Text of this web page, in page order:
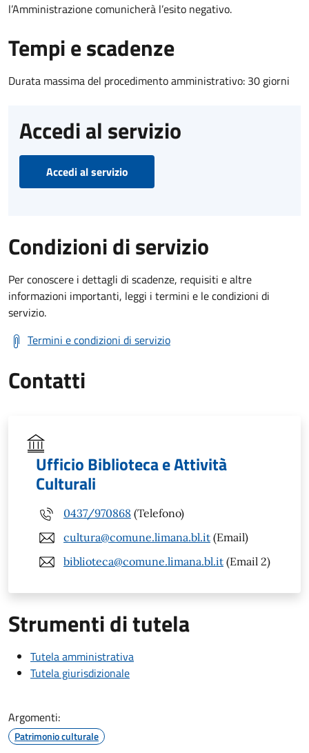
l’Amministrazione comunicherà l’esito negativo.
Tempi e scadenze
Durata massima del procedimento amministrativo: 30 giorni
Accedi al servizio
Accedi al servizio
Condizioni di servizio
Per conoscere i dettagli di scadenze, requisiti e altre
informazioni importanti, leggi i termini e le condizioni di
servizio.
Termini e condizioni di servizio
Contatti
Ufficio Biblioteca e Attività
Culturali
0437/970868 (Telefono)
cultura@comune.limana.bl.it (Email)
biblioteca@comune.limana.bl.it (Email 2)
Strumenti di tutela
Tutela amministrativa
Tutela giurisdizionale
Argomenti:
Patrimonio culturale